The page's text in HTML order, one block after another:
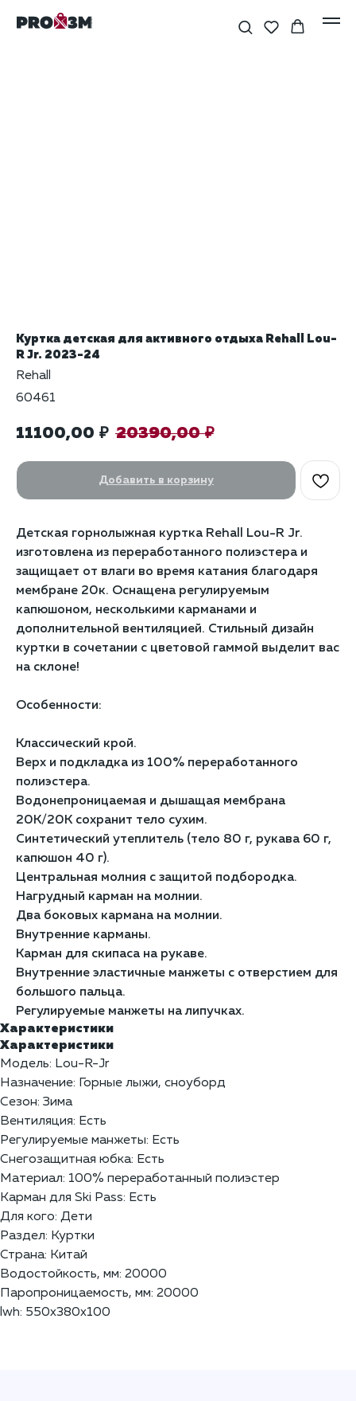
Куртка детская для активного отдыха Rehall Lou-
R Jr. 2023-24
Rehall
60461
11100,00 ₽ 20390,00 ₽
Добавить в корзину
Детская горнолыжная куртка Rehall Lou-R Jr.
изготовлена из переработанного полиэстера и
защищает от влаги во время катания благодаря
мембране 20к. Оснащена регулируемым
капюшоном, несколькими карманами и
дополнительной вентиляцией. Стильный дизайн
куртки в сочетании с цветовой гаммой выделит вас
на склоне!
Особенности:
Классический крой.
Верх и подкладка из 100% переработанного
полиэстера.
Водонепроницаемая и дышащая мембрана
20К/20К сохранит тело сухим.
Синтетический утеплитель (тело 80 г, рукава 60 г,
капюшон 40 г).
Центральная молния с защитой подбородка.
Нагрудный карман на молнии.
Два боковых кармана на молнии.
Внутренние карманы.
Карман для скипаса на рукаве.
Внутренние эластичные манжеты с отверстием для
большого пальца.
Регулируемые манжеты на липучках.
Характеристики
Характеристики
Модель: Lou-R-Jr
Назначение: Горные лыжи, сноуборд
Сезон: Зима
Вентиляция: Есть
Регулируемые манжеты: Есть
Снегозащитная юбка: Есть
Материал: 100% переработанный полиэстер
Карман для Ski Pass: Есть
Для кого: Дети
Раздел: Куртки
Страна: Китай
Водостойкость, мм: 20000
Паропроницаемость, мм: 20000
lwh: 550x380x100